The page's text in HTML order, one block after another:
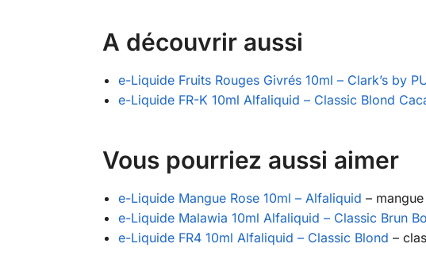
A découvrir aussi
e-Liquide Fruits Rouges Givrés 10ml – Clark’s by
e-Liquide FR-K 10ml Alfaliquid – Classic Blond
Vous pourriez aussi aimer
e-Liquide Mangue Rose 10ml – Alfaliquid –
e-Liquide Malawia 10ml Alfaliquid – Classic Brun
e-Liquide FR4 10ml Alfaliquid – Classic Blond –